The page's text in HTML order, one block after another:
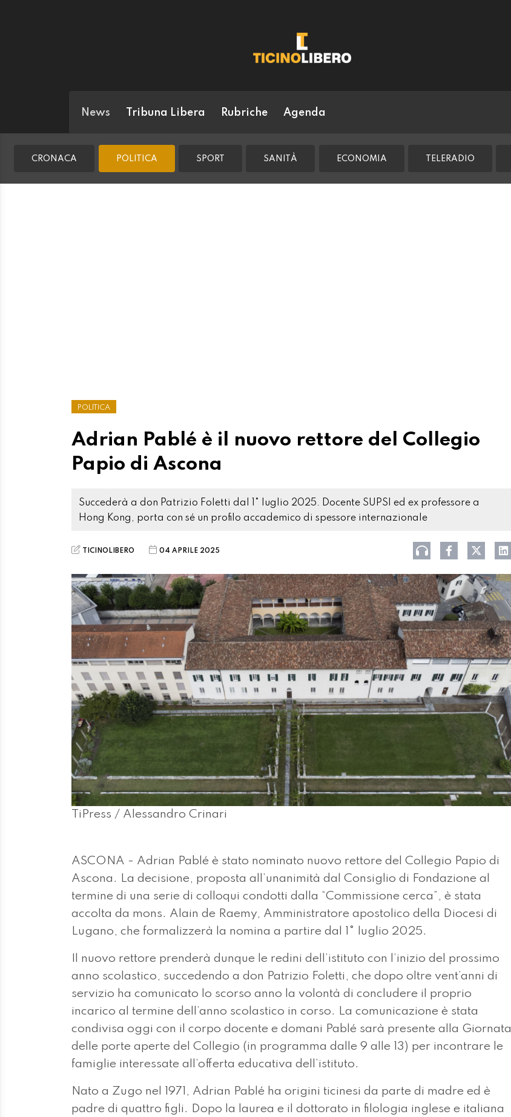
News Tribuna Libera Rubriche Agenda
CRONACA POLITICA SPORT SANITÀ ECONOMIA TELERADIO
POLITICA
Adrian Pablé è il nuovo rettore del Collegio
Papio di Ascona
Succederà a don Patrizio Foletti dal 1° luglio 2025. Docente SUPSI ed ex professore a
Hong Kong, porta con sé un profilo accademico di spessore internazionale
TICINOLIBERO 04 APRILE 2025
TiPress / Alessandro Crinari
ASCONA - Adrian Pablé è stato nominato nuovo rettore del Collegio Papio di
Ascona. La decisione, proposta all’unanimità dal Consiglio di Fondazione al
termine di una serie di colloqui condotti dalla “Commissione cerca”, è stata
accolta da mons. Alain de Raemy, Amministratore apostolico della Diocesi di
Lugano, che formalizzerà la nomina a partire dal 1° luglio 2025.
Il nuovo rettore prenderà dunque le redini dell’istituto con l’inizio del prossimo
anno scolastico, succedendo a don Patrizio Foletti, che dopo oltre vent’anni di
servizio ha comunicato lo scorso anno la volontà di concludere il proprio
incarico al termine dell’anno scolastico in corso. La comunicazione è stata
condivisa oggi con il corpo docente e domani Pablé sarà presente alla Giornata
delle porte aperte del Collegio (in programma dalle 9 alle 13) per incontrare le
famiglie interessate all’offerta educativa dell’istituto.
Nato a Zugo nel 1971, Adrian Pablé ha origini ticinesi da parte di madre ed è
padre di quattro figli. Dopo la laurea e il dottorato in filologia inglese e italiana